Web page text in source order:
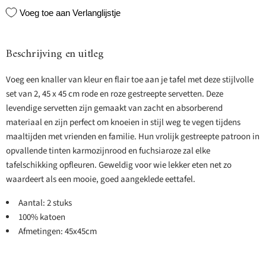
Voeg toe aan Verlanglijstje
Beschrijving en uitleg
Voeg een knaller van kleur en flair toe aan je tafel met deze stijlvolle
set van 2, 45 x 45 cm rode en roze gestreepte servetten. Deze
levendige servetten zijn gemaakt van zacht en absorberend
materiaal en zijn perfect om knoeien in stijl weg te vegen tijdens
maaltijden met vrienden en familie. Hun vrolijk gestreepte patroon in
opvallende tinten karmozijnrood en fuchsiaroze zal elke
tafelschikking opfleuren. Geweldig voor wie lekker eten net zo
waardeert als een mooie, goed aangeklede eettafel.
Aantal: 2 stuks
100% katoen
Afmetingen: 45x45cm